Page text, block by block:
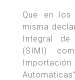
Que en
misma
Integral de
(SIMI)
Importación